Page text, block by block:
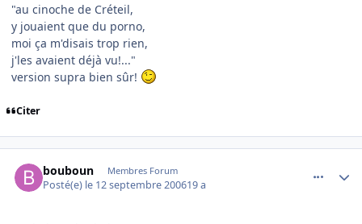
"au cinoche de Créteil,
y jouaient que du porno,
moi ça m'disais trop rien,
j'les avaient déjà vu!..."
version supra bien sûr!
Citer
bouboun Membres Forum
Posté(e) le 12 septembre 200619 a